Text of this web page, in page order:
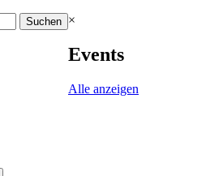
×
Events
Alle anzeigen